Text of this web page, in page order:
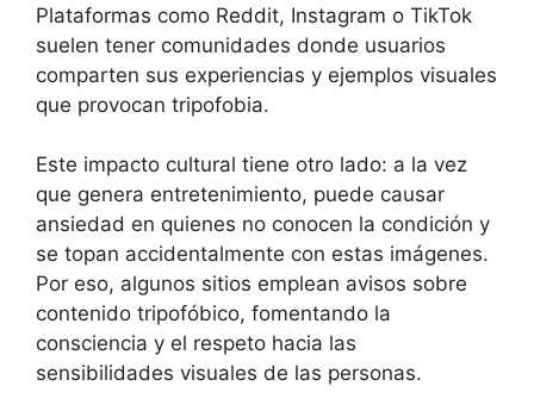
Plataformas como Reddit, Instagram o TikTok
suelen tener comunidades donde usuarios
comparten sus experiencias y ejemplos visuales
que provocan tripofobia.
Este impacto cultural tiene otro lado: a la vez
que genera entretenimiento, puede causar
ansiedad en quienes no conocen la condición y
se topan accidentalmente con estas imágenes.
Por eso, algunos sitios emplean avisos sobre
contenido tripofóbico, fomentando la
consciencia y el respeto hacia las
sensibilidades visuales de las personas.